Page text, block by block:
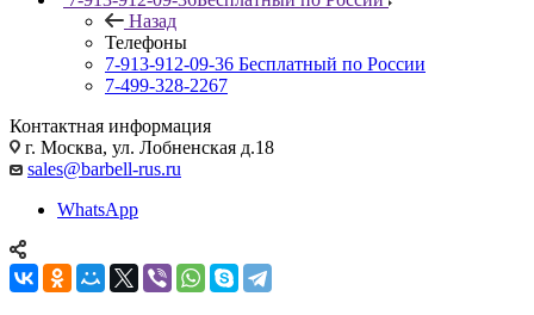
Назад
Телефоны
7-913-912-09-36 Бесплатный по России
7-499-328-2267
Контактная информация
г. Москва, ул. Лобненская д.18
sales@barbell-rus.ru
WhatsApp